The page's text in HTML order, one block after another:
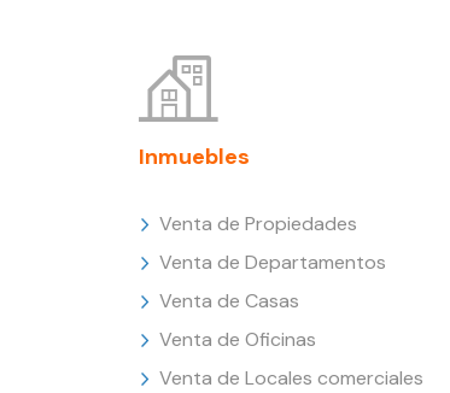
Inmuebles
Venta de Propiedades
Venta de Departamentos
Venta de Casas
Venta de Oficinas
Venta de Locales comerciales